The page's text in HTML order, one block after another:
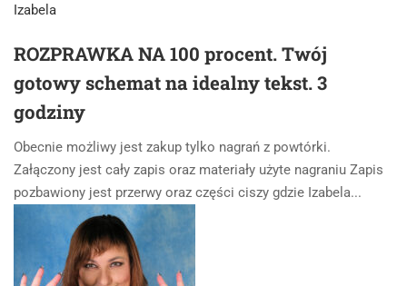
Izabela
ROZPRAWKA NA 100 procent. Twój
gotowy schemat na idealny tekst. 3
godziny
Obecnie możliwy jest zakup tylko nagrań z powtórki.
Załączony jest cały zapis oraz materiały użyte nagraniu Zapis
pozbawiony jest przerwy oraz części ciszy gdzie Izabela...